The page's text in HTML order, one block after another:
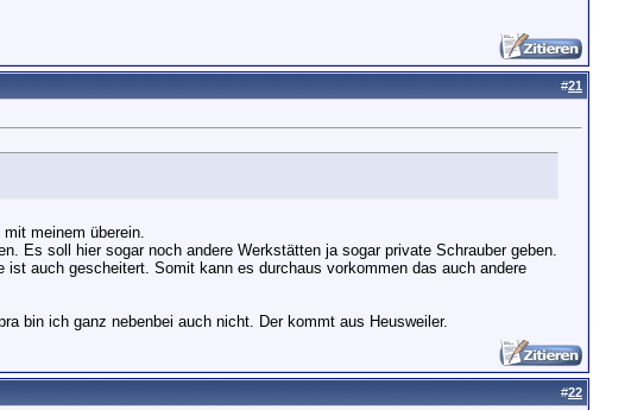
#21
meinem überein.
Es soll hier sogar noch andere Werkstätten ja sogar private Schrauber geben.
auch gescheitert. Somit kann es durchaus vorkommen das auch andere
bin ich ganz nebenbei auch nicht. Der kommt aus Heusweiler.
#22